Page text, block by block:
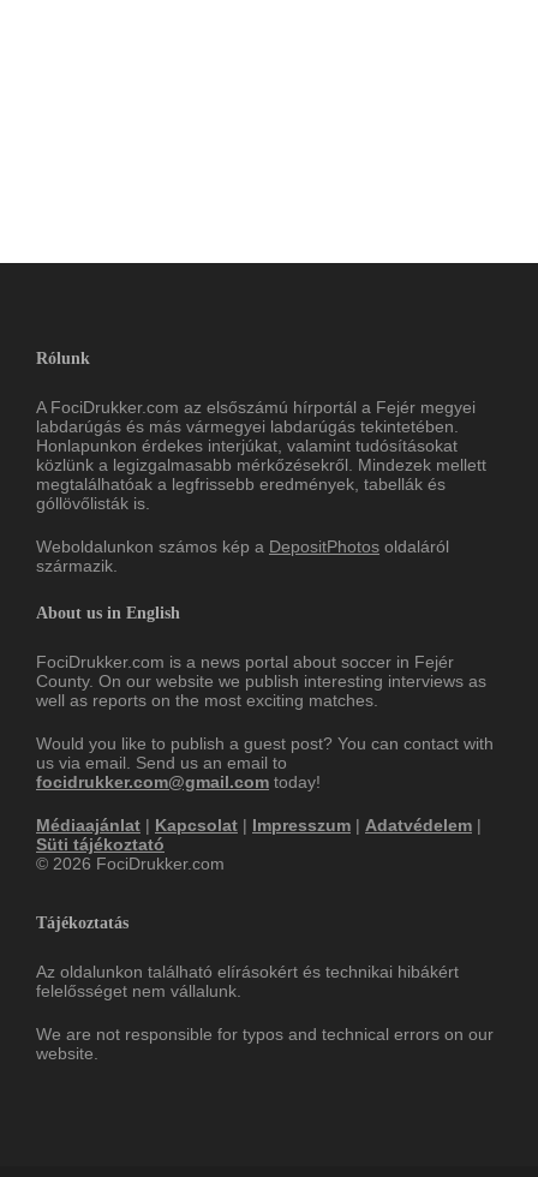
Rólunk
A FociDrukker.com az elsőszámú hírportál a Fejér megyei
labdarúgás és más vármegyei labdarúgás tekintetében.
Honlapunkon érdekes interjúkat, valamint tudósításokat
közlünk a legizgalmasabb mérkőzésekről. Mindezek mellett
megtalálhatóak a legfrissebb eredmények, tabellák és
góllövőlisták is.
Weboldalunkon számos kép a DepositPhotos oldaláról
származik.
About us in English
FociDrukker.com is a news portal about soccer in Fejér
County. On our website we publish interesting interviews as
well as reports on the most exciting matches.
Would you like to publish a guest post? You can contact with
us via email. Send us an email to
focidrukker.com@gmail.com today!
Médiaajánlat | Kapcsolat | Impresszum | Adatvédelem |
Süti tájékoztató
© 2026 FociDrukker.com
Tájékoztatás
Az oldalunkon található elírásokért és technikai hibákért
felelősséget nem vállalunk.
We are not responsible for typos and technical errors on our
website.